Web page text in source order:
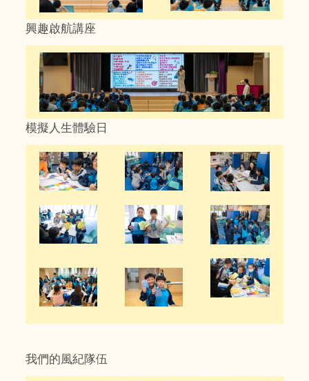
興趣啟航講座
模擬人生體驗日
我們的風紀隊伍